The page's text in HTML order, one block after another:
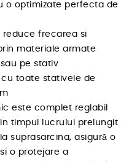
o optimizate perfecta de
frecarea si
materiale armate
pe stativ
toate stativele de
este complet reglabil
timpul lucrului prelungit
suprasarcina, asigură o
o protejare a